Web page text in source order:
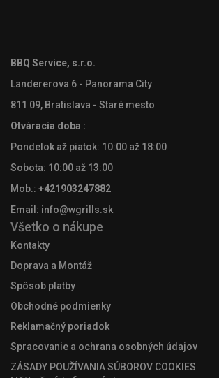
BBQ Service, s.r.o.
Landererova 6 - Panorama City
811 09, Bratislava - Staré mesto
Otváracia doba :
Pondelok až piatok: 10:00 až 18:00
Sobota: 10:00 až 13:00
Mob.: +421903247882
Email: info@wgrills.sk
Všetko o nákupe
Kontakty
Doprava a Montáž
Spôsob platby
Obchodné podmienky
Reklamačný poriadok
Spracovanie a ochrana osobných údajov
ZÁSADY POUŽÍVANIA SÚBOROV COOKIES